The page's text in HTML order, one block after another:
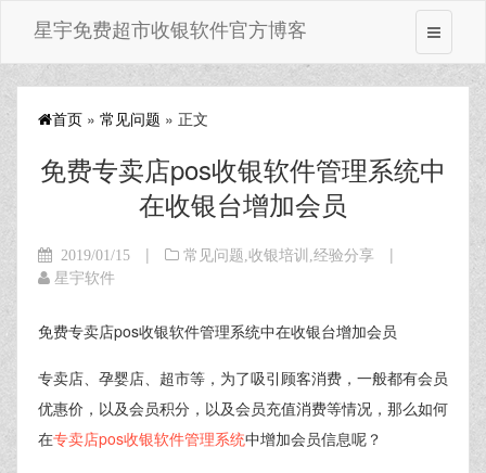
星宇免费超市收银软件官方博客
首页 » 常见问题 » 正文
免费专卖店pos收银软件管理系统中
在收银台增加会员
2019/01/15 | 常见问题 收银培训 经验分享 |
星宇软件
免费专卖店pos收银软件管理系统中在收银台增加会员
专卖店、孕婴店、超市等，为了吸引顾客消费，一般都有会员
优惠价，以及会员积分，以及会员充值消费等情况，那么如何
在专卖店pos收银软件管理系统中增加会员信息呢？